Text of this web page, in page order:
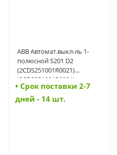
ABB Автомат.выкл-ль 1-
полюсной S201 D2
(2CDS251001R0021)
(2CDS251001R0021)
• Cрок поставки 2-7
дней - 14 шт.